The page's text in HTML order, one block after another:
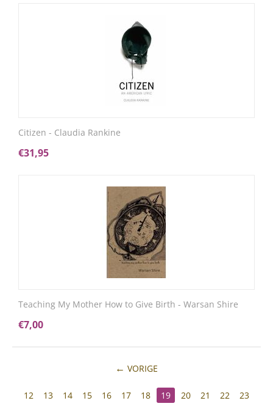
Citizen - Claudia Rankine
€31,95
Teaching My Mother How to Give Birth - Warsan Shire
€7,00
VORIGE
12 13 14 15 16 17 18 19 20 21 22
23